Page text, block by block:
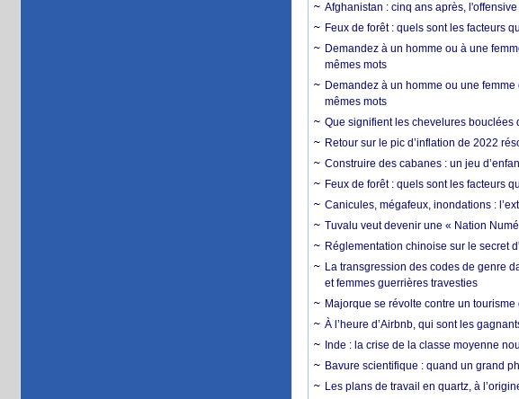
Afghanistan : cinq ans après,
Feux de forêt : quels sont les facteurs
Demandez à un homme ou à une
mêmes mots
Demandez à un homme ou une
mêmes mots
Que signifient les chevelures bouclées
Retour sur le pic d’inflation de 2022
Construire des cabanes : un jeu
Feux de forêt : quels sont les facteurs
Canicules, mégafeux, inondations :
Tuvalu veut devenir une « Nation
Réglementation chinoise sur le secret
La transgression des codes de genre
et femmes guerrières travesties
Majorque se révolte contre un
À l’heure d’Airbnb, qui sont les
Inde : la crise de la classe moyenne
Bavure scientifique : quand un grand
Les plans de travail en quartz, à